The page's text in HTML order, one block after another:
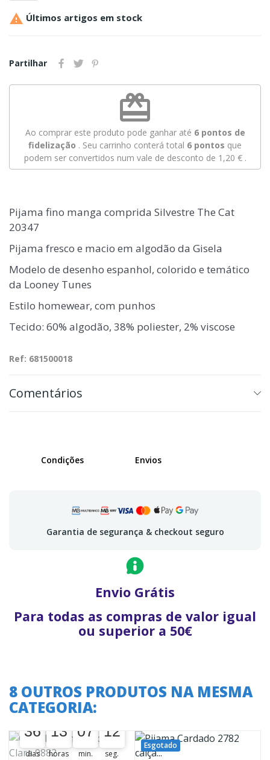
 Últimos artigos em stock
Partilhar
redeem
Ao comprar este produto pode ganhar até 6pontos de
fidelização . Seu carrinho conterá total 6 pontos que
podem ser convertidos num vale de desconto de 1,20 €.
Pijama fino manga comprida Silvestre The Cat
20347
Pijama fresco e macio em algodão da Gisela
Modelo de desenho espanhol, colorido e temático
da Looney Tunes
Estilo homewear, com punhos
Tecido: 60% algodão, 38% poliester, 2% viscose
Ref: 681500018
Comentários
Condições Envios
Garantia de segurança & checkout seguro
Envio Grátis
Para todas as compras de valor igual
ou superior a 50€
8 OUTROS PRODUTOS NA MESMA
CATEGORIA:
A oferta termina em:
36
36
00
dias
13
13
00
horas
07
07
00
min.
12
12
13
seg.
Esgotado